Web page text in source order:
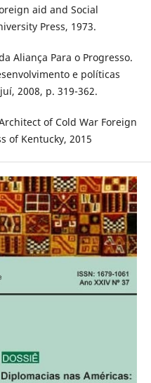
aid and Social
Press, 1973.
Aliança Para o Progresso.
e políticas
2008, p. 319-362.
of Cold War Foreign
of Kentucky, 2015